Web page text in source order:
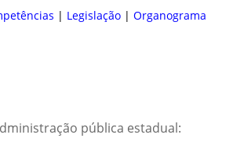
| Legislação | Organograma
pública estadual: